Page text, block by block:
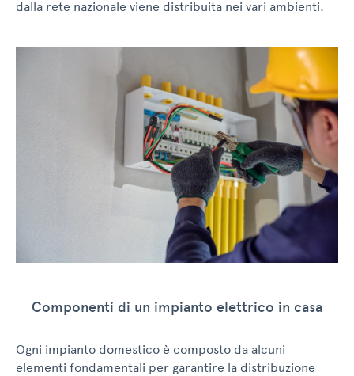
dalla rete nazionale viene distribuita nei vari ambienti.
Componenti di un impianto elettrico in casa
Ogni impianto domestico è composto da alcuni
elementi fondamentali per garantire la distribuzione